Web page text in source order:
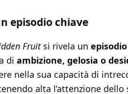
episodio chiave
Fruitsi rivela un
di ambizione, gelosia o
nella sua capacità di
alta l’attenzione